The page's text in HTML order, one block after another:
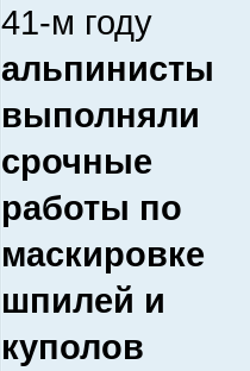
41-м году
альпинисты
выполняли
срочные
работы по
маскировке
шпилей и
куполов